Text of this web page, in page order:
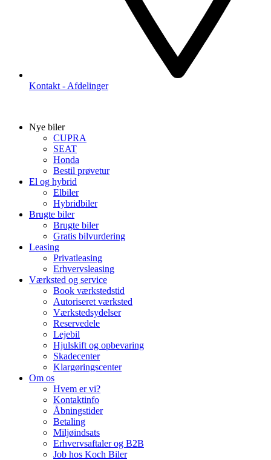
Kontakt - Afdelinger
Nye biler
CUPRA
SEAT
Honda
Bestil prøvetur
El og hybrid
Elbiler
Hybridbiler
Brugte biler
Brugte biler
Gratis bilvurdering
Leasing
Privatleasing
Erhvervsleasing
Værksted og service
Book værkstedstid
Autoriseret værksted
Værkstedsydelser
Reservedele
Lejebil
Hjulskift og opbevaring
Skadecenter
Klargøringscenter
Om os
Hvem er vi?
Kontaktinfo
Åbningstider
Betaling
Miljøindsats
Erhvervsaftaler og B2B
Job hos Koch Biler